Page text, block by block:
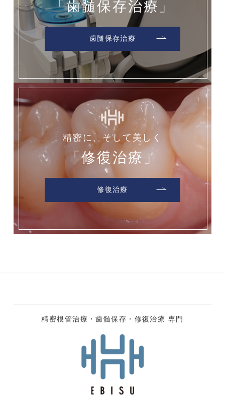
「歯髄保存治療」
歯髄保存治療
精密に、そして美しく
「修復治療」
修復治療
精密根管治療・歯髄保存・修復治療 専門